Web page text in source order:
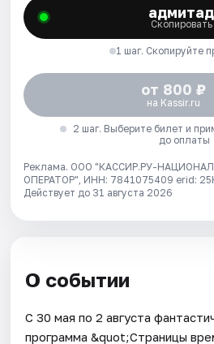
адмитад
Скопировать
1 шаг. Скопируйте
от 800 ₽
на Kassir.ru
2 шаг. Выберите билет и
до оплаты
Реклама. ООО "КАССИР.РУ-
ОПЕРАТОР", ИНН: 7841075409 erid:
Действует до 31 августа 2026
О событии
С 30 мая по 2 августа
программа &quot;Страницы